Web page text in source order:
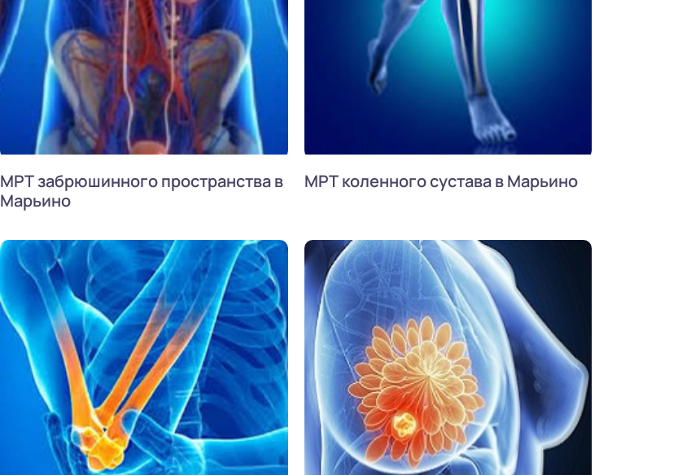
МРТ забрюшинного пространства в
Марьино
МРТ коленного сустава в Марьино